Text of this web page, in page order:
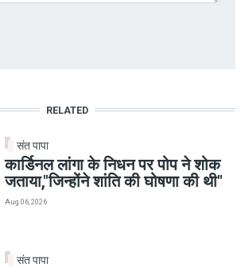
RELATED
संत पापा
कार्डिनल लांगा के निधन पर पोप ने शोक
जताया,"जिन्होंने शांति की घोषणा की थी"
Aug 06, 2026
संत पापा